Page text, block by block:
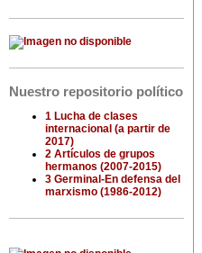
Nuestro repositorio político
1 Lucha de clases
internacional (a partir de
2017)
2 Artículos de grupos
hermanos (2007-2015)
3 Germinal-En defensa del
marxismo (1986-2012)